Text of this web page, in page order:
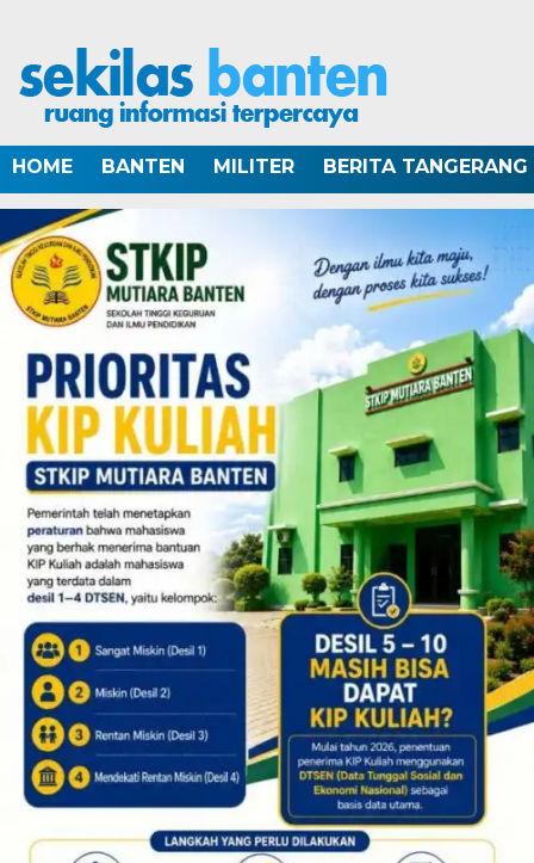
HOME BANTEN MILITER BERITA TANGERANG